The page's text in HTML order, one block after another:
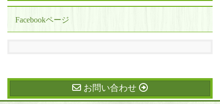
Facebookページ
お問い合わせ